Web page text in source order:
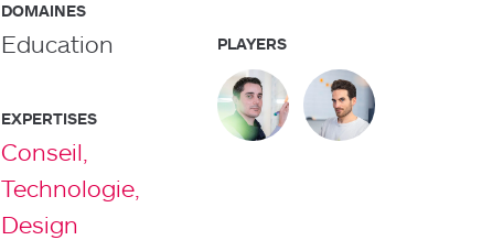
DOMAINES
Education
EXPERTISES
Conseil,
Technologie,
Design
PLAYERS